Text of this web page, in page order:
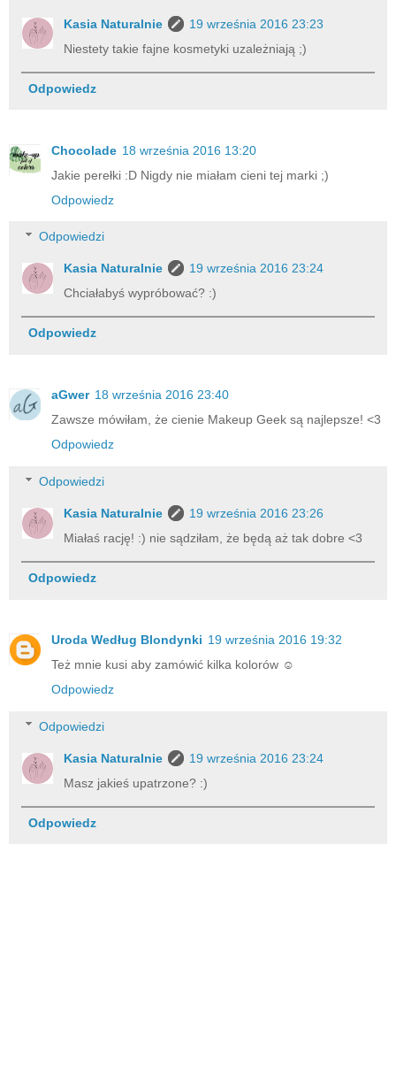
Kasia Naturalnie
19 września 2016 23:23
Niestety takie fajne kosmetyki uzależniają ;)
Odpowiedz
Chocolade 18 września 2016 13:20
Jakie perełki :D Nigdy nie miałam cieni tej marki ;)
Odpowiedz
Odpowiedzi
Kasia Naturalnie
19 września 2016 23:24
Chciałabyś wypróbować? :)
Odpowiedz
aGwer 18 września 2016 23:40
Zawsze mówiłam, że cienie Makeup Geek są najlepsze! <3
Odpowiedz
Odpowiedzi
Kasia Naturalnie
19 września 2016 23:26
Miałaś rację! :) nie sądziłam, że będą aż tak dobre <3
Odpowiedz
Uroda Według Blondynki 19 września 2016 19:32
Też mnie kusi aby zamówić kilka kolorów ☺
Odpowiedz
Odpowiedzi
Kasia Naturalnie
19 września 2016 23:24
Masz jakieś upatrzone? :)
Odpowiedz